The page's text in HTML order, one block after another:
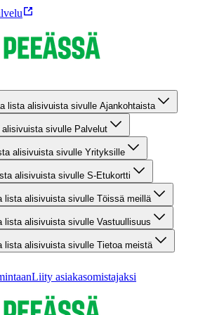
lista alisivuista sivulle Ajankohtaista
sivulle Palvelut
alisivuista sivulle Yrityksille
alisivuista sivulle S-Etukortti
lista alisivuista sivulle Töissä meillä
lista alisivuista sivulle Vastuullisuus
lista alisivuista sivulle Tietoa meistä
Liity asiakasomistajaksi